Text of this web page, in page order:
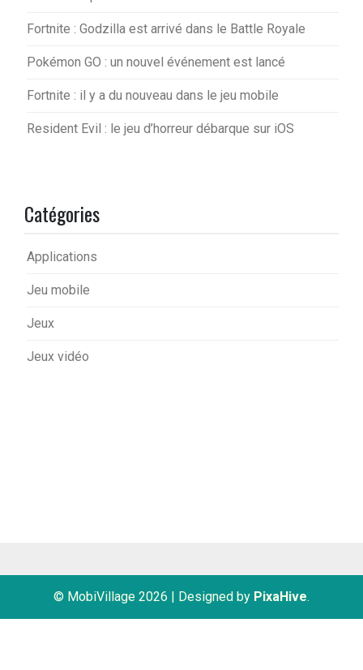
Fortnite : Godzilla est arrivé dans le Battle Royale
Pokémon GO : un nouvel événement est lancé
Fortnite : il y a du nouveau dans le jeu mobile
Resident Evil : le jeu d’horreur débarque sur iOS
Catégories
Applications
Jeu mobile
Jeux
Jeux vidéo
© MobiVillage 2026 Designed by PixaHive.